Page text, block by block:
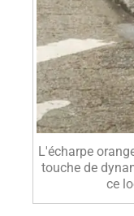
L'écharpe
touche de
ce